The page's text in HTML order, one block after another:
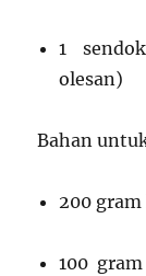
1
olesan)
Bahan
200
100